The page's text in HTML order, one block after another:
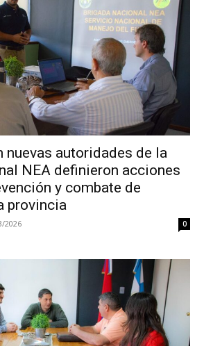
nuevas autoridades de la
NEA definieron acciones
y combate de
provincia
2026 0